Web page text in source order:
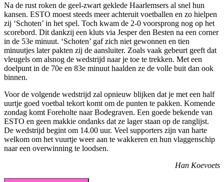
Na de rust roken de geel-zwart geklede Haarlemsers al snel hun
kansen. ESTO moest steeds meer achteruit voetballen en zo hielpen
zij ‘Schoten’ in het spel. Toch kwam de 2-0 voorsprong nog op het
scorebord. Dit dankzij een kluts via Jesper den Besten na een corner
in de 53e minuut. ‘Schoten’ gaf zich niet gewonnen en tien
minuutjes later pakten zij de aansluiter. Zoals vaak gebeurt geeft dat
vleugels om alsnog de wedstrijd naar je toe te trekken. Met een
doelpunt in de 70e en 83e minuut haalden ze de volle buit dan ook
binnen.
Voor de volgende wedstrijd zal opnieuw blijken dat je met een half
uurtje goed voetbal tekort komt om de punten te pakken. Komende
zondag komt Foreholte naar Bodegraven. Een goede bekende van
ESTO en geen makkie ondanks dat ze lager staan op de ranglijst.
De wedstrijd begint om 14.00 uur. Veel supporters zijn van harte
welkom om het vuurtje weer aan te wakkeren en hun vlaggenschip
naar een overwinning te loodsen.
Han Koevoets